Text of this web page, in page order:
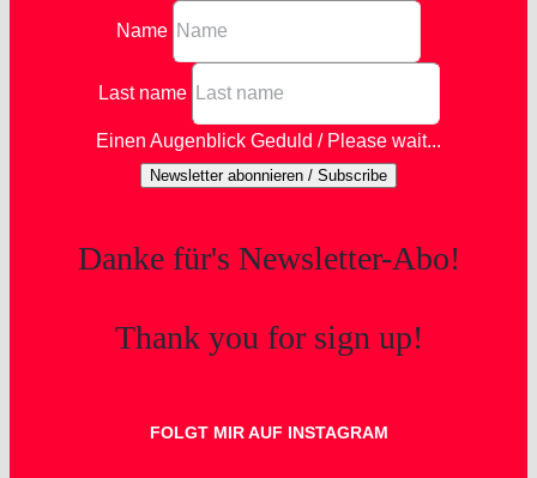
Name
Last name
Einen Augenblick Geduld / Please wait...
Newsletter abonnieren / Subscribe
Danke für's Newsletter-Abo!
Thank you for sign up!
FOLGT MIR AUF INSTAGRAM